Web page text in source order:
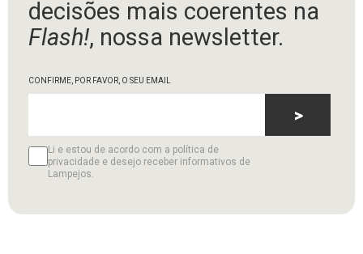
decisões mais coerentes na
Flash!, nossa newsletter.
CONFIRME, POR FAVOR, O SEU EMAIL
Li e estou de acordo com a política de
privacidade e desejo receber informativos de
Lampejos.
>